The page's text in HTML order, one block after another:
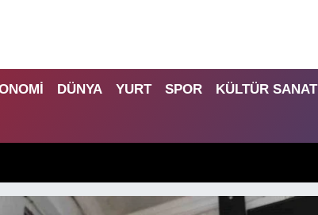
DÜNYA YURT SPOR KÜLTÜR SANAT